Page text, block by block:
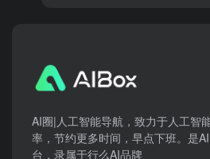
AI圈|人工智能导航，致力于人工智
率，节约更多时间，早点下班。是
台，录属于行么AI品牌